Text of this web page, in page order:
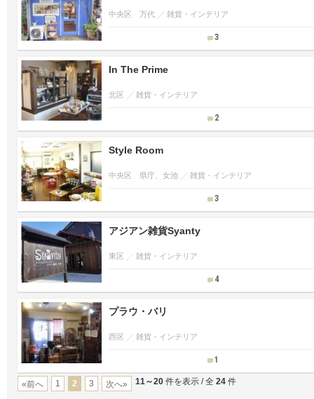
中央区 万代 雑貨・インテリア
3
In The Prime
北区 雑貨・インテリア
2
Style Room
中央区 県庁、女池 雑貨・インテリア
3
アジアン雑貨Syanty
東区 雑貨・インテリア
4
プラウ・バリ
西区 雑貨・インテリア
1
«前へ 1 2 3 次へ» 11～20 件を表示 / 全 24 件